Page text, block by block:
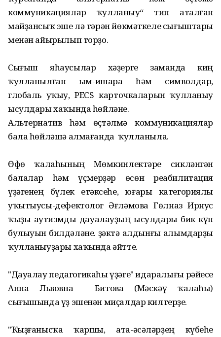
коммуникациялар ҡулланыу“ тип аталған
майҙансыҡ эше лә тәрән йөкмәткеле сығыштары
менән айырылып торҙо.
Сығыш яһаусылар хәҙерге заманда киң
ҡулланылған ым-ишара һәм символдар,
глобаль уҡыу, PECS карточкаларын ҡулланыу
ысулдары хаҡында һөйләне.
Альтернатив һәм өҫтәлмә коммуникациялар
бала һөйләшә алмағанда ҡулланыла.
Өфө ҡалаһының Мөмкинлектәре сикләнгән
балалар һәм үҫмерҙәр өсөн реабилитация
үҙәгенең бүлек етәксеһе, юғары категориялы
уҡытыусы-дефектолог Әғләмова Гөлназ Ирнус
ҡыҙы аутизмды дауалауҙың ысулдары бик күп
булыуын билдәләне. Үҙәктә алдынғы алымдарҙы
ҡулланыуҙары хаҡында әйтте.
"Дауалау педагогикаһы үҙәге" идаралығы рәйесе
Анна Львовна Битова (Мәскәү ҡалаһы)
сығышында үҙ эшенән миҫалдар килтерҙе.
"Ҡыҙғанысҡа ҡаршы, ата-әсәләрҙең күбеһе